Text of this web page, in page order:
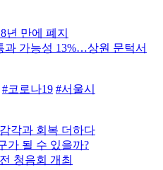
년 만에 폐지
과 가능성 13%…상원 문턱서
#코로나19 #서울시
각과 회복 더하다
가 될 수 있을까?
청음회 개최